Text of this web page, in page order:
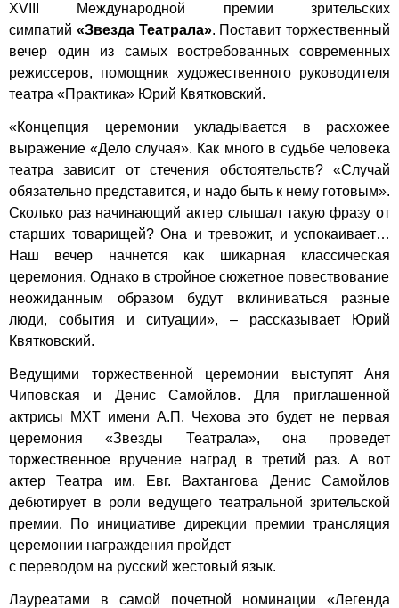
XVIII Международной премии зрительских
симпатий «Звезда Театрала». Поставит торжественный
вечер один из самых востребованных современных
режиссеров, помощник художественного руководителя
театра «Практика» Юрий Квятковский.
«Концепция церемонии укладывается в расхожее
выражение «Дело случая». Как много в судьбе человека
театра зависит от стечения обстоятельств? «Случай
обязательно представится, и надо быть к нему готовым».
Сколько раз начинающий актер слышал такую фразу от
старших товарищей? Она и тревожит, и успокаивает…
Наш вечер начнется как шикарная классическая
церемония. Однако в стройное сюжетное повествование
неожиданным образом будут вклиниваться разные
люди, события и ситуации», – рассказывает Юрий
Квятковский.
Ведущими торжественной церемонии выступят Аня
Чиповская и Денис Самойлов. Для приглашенной
актрисы МХТ имени А.П. Чехова это будет не первая
церемония «Звезды Театрала», она проведет
торжественное вручение наград в третий раз. А вот
актер Театра им. Евг. Вахтангова Денис Самойлов
дебютирует в роли ведущего театральной зрительской
премии. По инициативе дирекции премии трансляция
церемонии награждения пройдет
с переводом на русский жестовый язык.
Лауреатами в самой почетной номинации «Легенда